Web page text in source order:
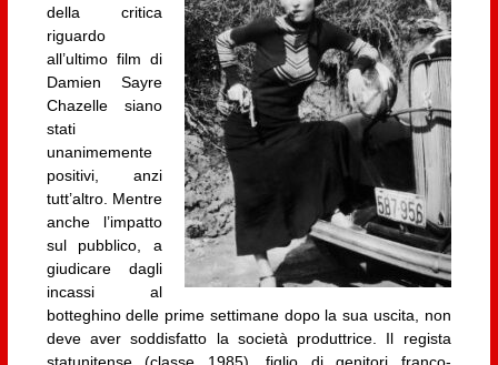
della critica
riguardo
all’ultimo film di
Damien Sayre
Chazelle siano
stati
unanimemente
positivi, anzi
tutt’altro. Mentre
anche l’impatto
sul pubblico, a
giudicare dagli
incassi al
botteghino delle prime settimane dopo la sua uscita, non
deve aver soddisfatto la società produttrice. Il regista